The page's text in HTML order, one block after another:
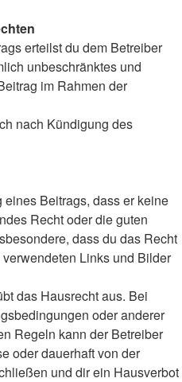
erteilst du dem Betreiber
unbeschränktes und
im Rahmen der
nach Kündigung des
Beitrags, dass er keine
Recht oder die guten
dass du das Recht
Links und Bilder
das Hausrecht aus. Bei
oder anderer
Regeln kann der Betreiber
oder dauerhaft von der
und dir ein Hausverbot